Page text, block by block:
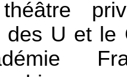
théâtre
des U et